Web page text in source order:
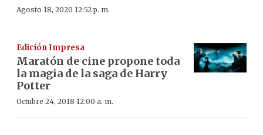
Agosto 18, 2020 12:52 p. m.
Edición Impresa
Maratón de cine propone toda
la magia de la saga de Harry
Potter
Octubre 24, 2018 12:00 a. m.